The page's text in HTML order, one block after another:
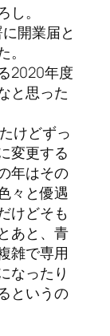
。
開業届と
2020年度
と思った
けどずっ
変更する
年はその
々と優遇
けどそも
あと、青
雑で専用
なったり
というの